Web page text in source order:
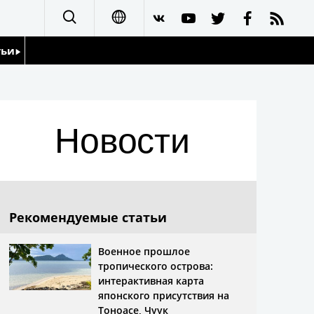
العربية
Новости
Рекомендуемые статьи
Военное прошлое
тропического острова:
интерактивная карта
японского присутствия на
Тоноасе, Чуук